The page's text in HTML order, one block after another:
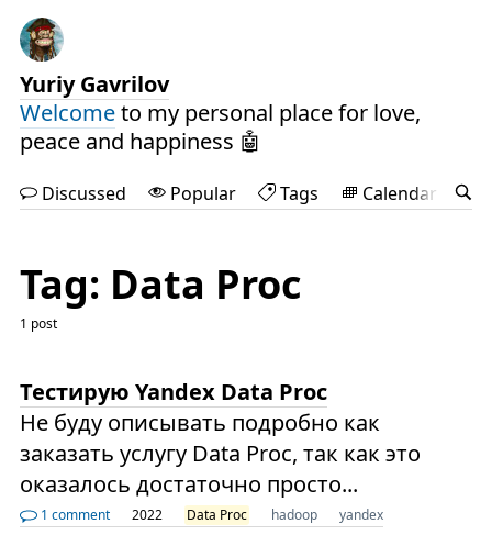
Yuriy Gavrilov
Welcometo my personal place for love,
peace and happiness 🤖
Discussed Popular Tags Calendar
Tag: Data Proc
1 post
Тестирую Yandex Data Proc
Не буду описывать подробно как
заказать услугу Data Proc, так как это
оказалось достаточно просто...
1 comment 2022 Data Proc hadoop yandex